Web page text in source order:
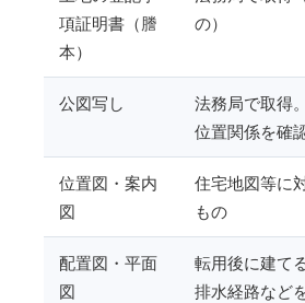
項証明書（謄
本）
の）
公図写し
法務局で取得
位置関係を確
位置図・案内
図
住宅地図等に
もの
配置図・平面
図
転用後に建て
排水経路など